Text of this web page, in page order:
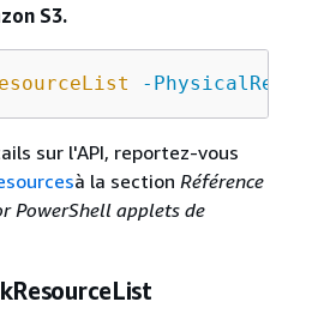
S3.
-
sur l'API, reportez-vous
à la section Référence
PowerShell applets de